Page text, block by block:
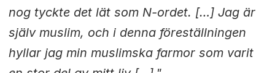
nog tyckte det lät som N-ordet. […] Jag är
själv muslim, och i denna föreställningen
hyllar jag min muslimska farmor som varit